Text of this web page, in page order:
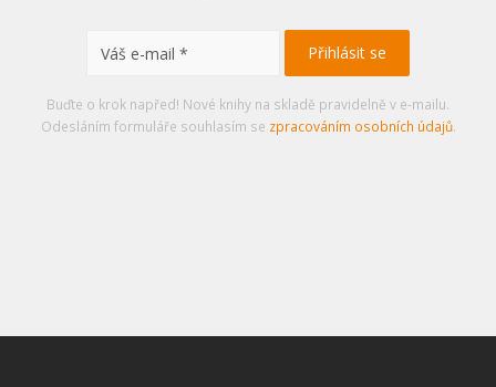
Buďte o krok napřed! Nové knihy na skladě pravidelně v e-mailu.
Odesláním formuláře souhlasím se zpracováním osobních údajů.